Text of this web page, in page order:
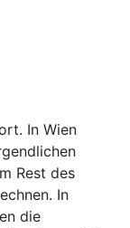
In Wien
Rest des
In
die